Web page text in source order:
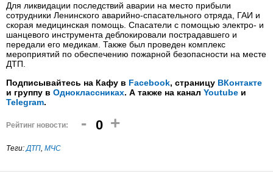
Для ликвидации последствий аварии на место прибыли
сотрудники Ленинского аварийно-спасательного отряда, ГАИ и
скорая медицинская помощь. Спасатели с помощью электро- и
шанцевого инструмента деблокировали пострадавшего и
передали его медикам. Также был проведен комплекс
мероприятий по обеспечению пожарной безопасности на месте
ДТП.
Подписывайтесь на Кафу в Facebook, страницу ВКонтакте
и группу в Одноклассниках. А также на канал Youtube и
Telegram.
Рейтинг новости: - 0 +
Теги:ДТП, МЧС